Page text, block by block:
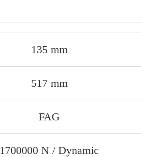
135 mm
517 mm
FAG
1700000 N / Dynamic